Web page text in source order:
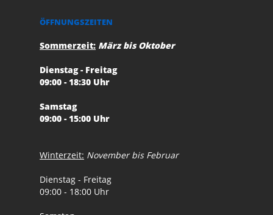
ÖFFNUNGSZEITEN
Sommerzeit: März bis Oktober
Dienstag - Freitag
09:00 - 18:30 Uhr
Samstag
09:00 - 15:00 Uhr
Winterzeit: November bis Februar
Dienstag - Freitag
09:00 - 18:00 Uhr